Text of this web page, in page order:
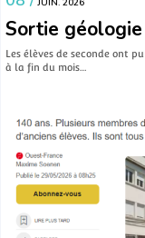
Sortie
Les élèves de seconde ont
à la fin du mois…